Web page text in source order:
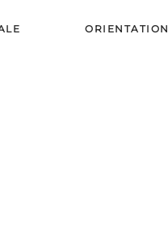
ORIENTATION